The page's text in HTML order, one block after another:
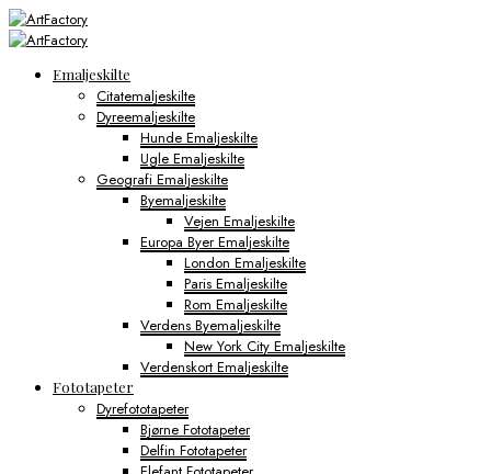
Emaljeskilte
Citatemaljeskilte
Dyreemaljeskilte
Hunde Emaljeskilte
Ugle Emaljeskilte
Geografi Emaljeskilte
Byemaljeskilte
Vejen Emaljeskilte
Europa Byer Emaljeskilte
London Emaljeskilte
Paris Emaljeskilte
Rom Emaljeskilte
Verdens Byemaljeskilte
New York City Emaljeskilte
Verdenskort Emaljeskilte
Fototapeter
Dyrefototapeter
Bjørne Fototapeter
Delfin Fototapeter